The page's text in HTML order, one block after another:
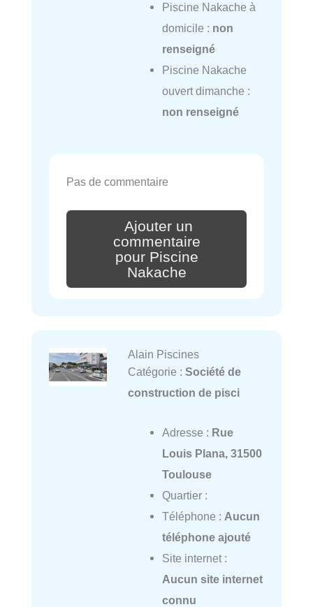
Piscine Nakache à
domicile : non
renseigné
Piscine Nakache
ouvert dimanche :
non renseigné
Pas de commentaire
Ajouter un
commentaire
pour Piscine
Nakache
Alain Piscines
Catégorie : Société de
construction de pisci
Adresse : Rue
Louis Plana, 31500
Toulouse
Quartier :
Téléphone : Aucun
téléphone ajouté
Site internet :
Aucun site internet
connu